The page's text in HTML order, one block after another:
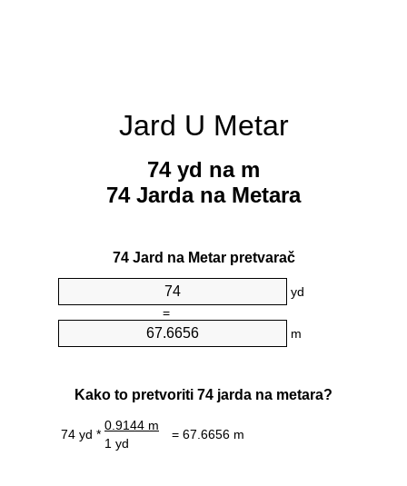
Jard U Metar
74 yd na m
74 Jarda na Metara
74 Jard na Metar pretvarač
yd
=
m
Kako to pretvoriti 74 jarda na metara?
74 yd *
0.9144 m
= 67.6656 m
1 yd